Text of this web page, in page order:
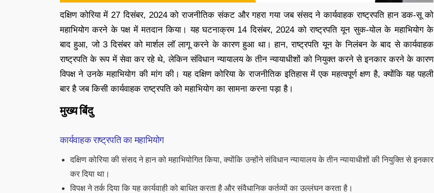
दक्षिण कोरिया में 27 दिसंबर, 2024 को राजनीतिक संकट और गहरा गया जब संसद ने कार्यवाहक राष्ट्रपति हान डक-सू को
महाभियोग करने के पक्ष में मतदान किया। यह घटनाक्रम 14 दिसंबर, 2024 को राष्ट्रपति यून सुक-योल के महाभियोग के
बाद हुआ, जो 3 दिसंबर को मार्शल लॉ लागू करने के कारण हुआ था। हान, राष्ट्रपति यून के निलंबन के बाद से कार्यवाहक
राष्ट्रपति के रूप में सेवा कर रहे थे, लेकिन संविधान न्यायालय के तीन न्यायाधीशों को नियुक्त करने से इनकार करने के कारण
विपक्ष ने उनके महाभियोग की मांग की। यह दक्षिण कोरिया के राजनीतिक इतिहास में एक महत्वपूर्ण क्षण है, क्योंकि यह पहली
बार है जब किसी कार्यवाहक राष्ट्रपति को महाभियोग का सामना करना पड़ा है।
मुख्य बिंदु
कार्यवाहक राष्ट्रपति का महाभियोग
दक्षिण कोरिया की संसद ने हान को महाभियोगित किया, क्योंकि उन्होंने संविधान न्यायालय के तीन न्यायाधीशों की नियुक्ति से इनकार
कर दिया था।
विपक्ष ने तर्क दिया कि यह कार्यवाही को बाधित करता है और संवैधानिक कर्तव्यों का उल्लंघन करता है।